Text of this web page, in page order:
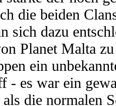
die beiden
sich dazu
Planet Malta
ein
- es war ein
die normalen